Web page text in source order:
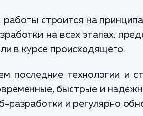
строится на
на всех этапах,
в курсе происходящего.
последние технологии и
быстрые и
разработки и регулярно